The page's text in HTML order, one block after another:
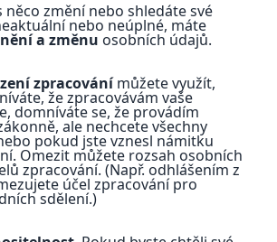
něco změní nebo shledáte své
nebo neúplné, máte
a změnu osobních údajů.
zpracovánímůžete využít,
že zpracovávám vaše
domníváte se, že provádím
ale nechcete všechny
pokud jste vznesl námitku
Omezit můžete rozsah osobních
zpracování. (Např. odhlášením z
účel zpracování pro
sdělení.)